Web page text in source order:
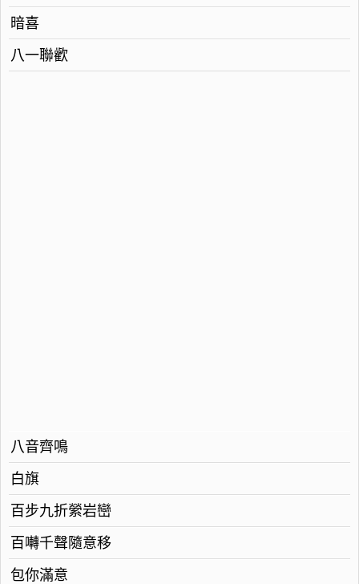
暗喜
八一聯歡
八音齊鳴
白旗
百步九折縈岩巒
百囀千聲隨意移
包你滿意